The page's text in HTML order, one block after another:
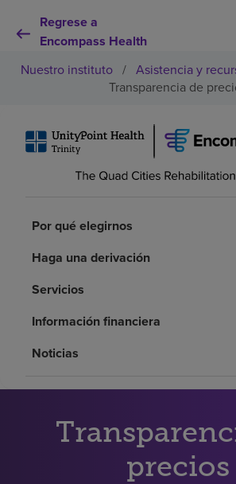
Regrese a
Encompass Health
Por qué debe elegirnos
Servicios de rehabilitación
Pacientes y cuidadores
Acerca de nosotros
Inversores
Nuestro instituto / Asistencia y
Transparencia de
Por qué elegirnos
Haga una derivación
Servicios
Información financiera
Noticias
precios